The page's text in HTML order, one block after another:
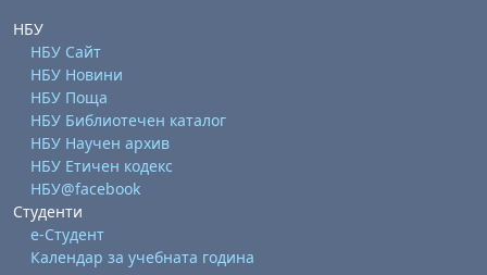
НБУ
НБУ Сайт
НБУ Новини
НБУ Поща
НБУ Библиотечен каталог
НБУ Научен архив
НБУ Етичен кодекс
НБУ@facebook
Студенти
е-Студент
Календар за учебната година